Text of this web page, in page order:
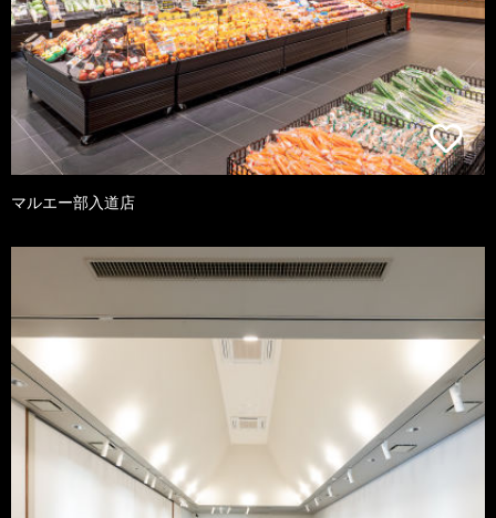
マルエー部入道店